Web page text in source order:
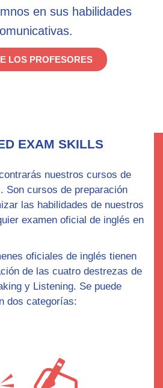
en sus habilidades
LOS PROFESORES
EXAM SKILLS
nuestros cursos de
. Son cursos de preparación
las habilidades de nuestros
examen oficial de inglés en
oficiales de inglés tienen
de las cuatro destrezas de
y Listening. Se puede
dos categorías: